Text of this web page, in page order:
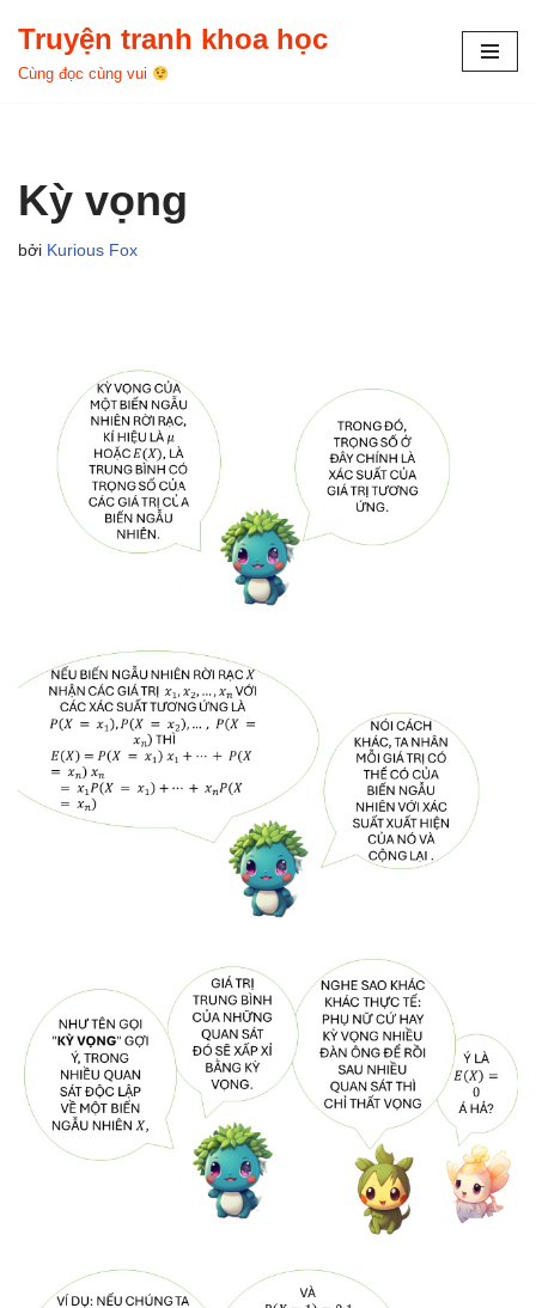
Chuyển
Truyện tranh khoa học
Cùng đọc cùng vui
Kỳ vọng
bởi Kurious Fox